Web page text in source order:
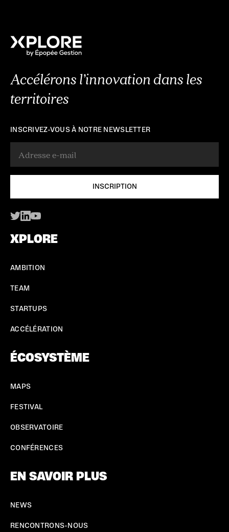
Accélérons l’innovation dans les
territoires
INSCRIVEZ-VOUS À NOTRE NEWSLETTER
XPLORE
AMBITION
TEAM
STARTUPS
ACCÉLÉRATION
ÉCOSYSTÈME
MAPS
FESTIVAL
OBSERVATOIRE
CONFÉRENCES
EN SAVOIR PLUS
NEWS
RENCONTRONS-NOUS